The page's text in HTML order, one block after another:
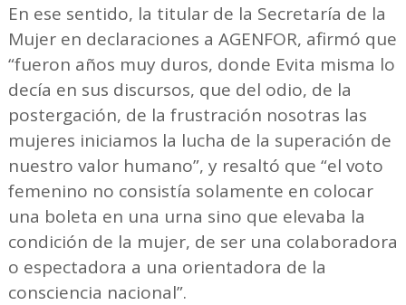
En ese sentido, la titular de la Secretaría de la
Mujer en declaraciones a AGENFOR, afirmó que
“fueron años muy duros, donde Evita misma lo
decía en sus discursos, que del odio, de la
postergación, de la frustración nosotras las
mujeres iniciamos la lucha de la superación de
nuestro valor humano”, y resaltó que “el voto
femenino no consistía solamente en colocar
una boleta en una urna sino que elevaba la
condición de la mujer, de ser una colaboradora
o espectadora a una orientadora de la
consciencia nacional”.